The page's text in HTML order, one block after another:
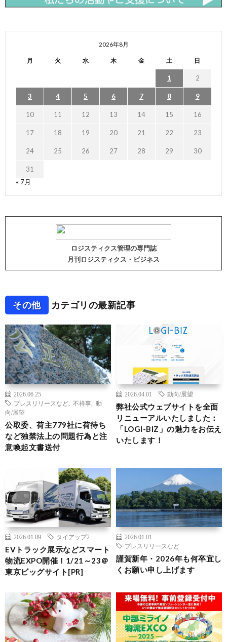
2026年8月
月 火 水 木 金 土 日
1 2
3 4 5 6 7 8 9
10 11 12 13 14 15 16
17 18 19 20 21 22 23
24 25 26 27 28 29 30
31
« 7月
ロジスティクス管理の専門誌
月刊ロジスティクス・ビジネス
その他 カテゴリの最新記事
2026.06.25
プレスリリースなど
不祥事
動
向/展望
公取委、荷主779社に荷待ち
など独禁法上の問題行為と注
意喚起文書送付
2026.04.01 動向/展望
弊社公式ウェブサイトを全面
リニューアルいたしました：
「LOGI-BIZ」の魅力をお伝え
いたします！
2026.01.09 タイアップ2
EVトラック展示などスマート
物流EXPO開催！1/21～23＠
東京ビッグサイト[PR]
2026.01.01
プレスリリースなど
謹賀新年・2026年も何卒宜し
くお願い申し上げます